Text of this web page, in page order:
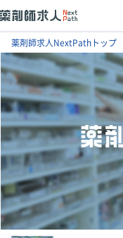
薬剤師求人NextPathトップ